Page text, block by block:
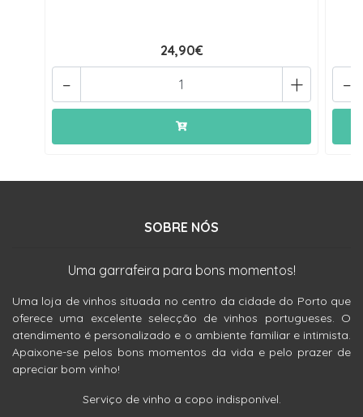
24,90€
+
- -
SOBRE NÓS
Uma garrafeira para bons momentos!
Uma loja de vinhos situada no centro da cidade do Porto que
oferece uma excelente selecção de vinhos portugueses. O
atendimento é personalizado e o ambiente familiar e intimista.
Apaixone-se pelos bons momentos da vida e pelo prazer de
apreciar bom vinho!
Serviço de vinho a copo indisponível.